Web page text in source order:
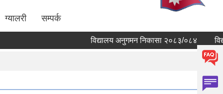
ग्यालरी सम्पर्क
विद्यालय अनुगमन निकासा २०८३/०८४